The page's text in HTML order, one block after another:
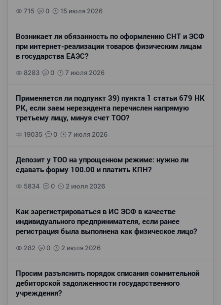
715 0 15 июля 2026
Возникает ли обязанность по оформлению СНТ и ЭСФ
при интернет-реализации товаров физическим лицам
в государства ЕАЭС?
8283 0 7 июля 2026
Применяется ли подпункт 39) пункта 1 статьи 679 НК
РК, если заем нерезидента перечислен напрямую
третьему лицу, минуя счет ТОО?
19035 0 7 июля 2026
Депозит у ТОО на упрощенном режиме: нужно ли
сдавать форму 100.00 и платить КПН?
5834 0 2 июля 2026
Как зарегистрироваться в ИС ЭСФ в качестве
индивидуального предпринимателя, если ранее
регистрация была выполнена как физическое лицо?
282 0 2 июля 2026
Просим разъяснить порядок списания сомнительной
дебиторской задолженности государственного
учреждения?